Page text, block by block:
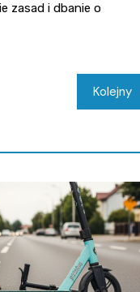
zasad i dbanie o
Kolejny